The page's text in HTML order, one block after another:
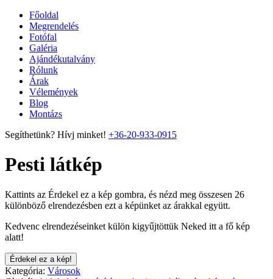
Főoldal
Megrendelés
Fotófal
Galéria
Ajándékutalvány
Rólunk
Árak
Vélemények
Blog
Montázs
Segíthetünk? Hívj minket! +36-20-933-0915
Pesti látkép
Kattints az Érdekel ez a kép gombra, és nézd meg összesen 26
különböző elrendezésben ezt a képünket az árakkal együtt.
Kedvenc elrendezéseinket külön kigyűjtöttük Neked itt a fő kép
alatt!
Érdekel ez a kép!
Kategória: Városok